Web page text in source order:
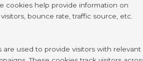
cookies help provide information on
bounce rate, traffic source, etc.
used to provide visitors with relevant